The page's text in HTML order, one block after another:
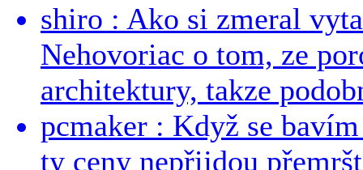
shiro : Ako si zmeral
Nehovoriac o tom, ze
architektury, takze
pcmaker : Když se
ty ceny nepřijdou